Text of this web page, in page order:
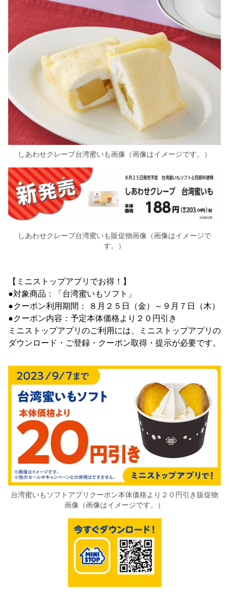
しあわせクレープ台湾蜜いも画像（画像はイメージです。）
しあわせクレープ台湾蜜いも販促物画像（画像はイメージで
す。）
【ミニストップアプリでお得！】
●対象商品：「台湾蜜いもソフト」
●クーポン利用期間： ８月２５日（金）～９月７日（木）
●クーポン内容：予定本体価格より２０円引き
ミニストップアプリのご利用には、ミニストップアプリの
ダウンロード・ご登録・クーポン取得・提示が必要です。
台湾蜜いもソフトアプリクーポン本体価格より２０円引き販促物
画像（画像はイメージです。）